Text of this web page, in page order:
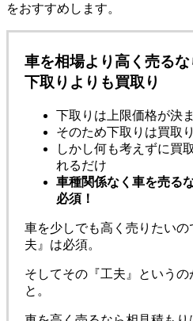
をおすすめします。
車を相場より高く売るな
下取りよりも買取り
下取りは上限価格が決
そのため下取りは買取
しかし何も考えずに買
れるだけ
車種関係なく車を売る
必須！
車を少しでも高く売りたい
夫』は必須。
そしてその『工夫』というの
と。